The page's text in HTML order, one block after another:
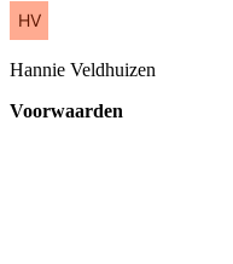
Hannie Veldhuizen
Voorwaarden